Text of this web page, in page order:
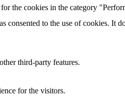
the cookies in the category
to the use of cookies. It
third-party features.
for the visitors.